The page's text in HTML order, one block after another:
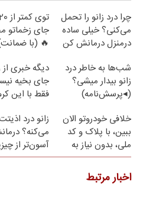
چرا درد زانو را تحمل
می‌کنی؟ خیلی ساده
درمنزل درمانش کن
جای زخماتو
🔥 (با
شب‌ها به خاطر درد
زانو بیدار میشی؟
(◂پرسش‌نامه)
دیگه خبری
جای بخیه
فقط با این
خلافی خودروتو الان
ببین، با پلاک و کد
ملی، بدون نیاز به
مراجعه حضوری
زانو درد
می‌کنه؟
آسون‌تر از
فکر
اخبار مرتبط